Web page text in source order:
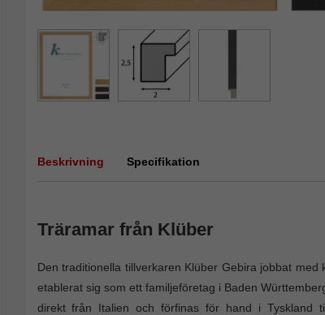
Beskrivning Specifikation
Träramar från Klüber
Den traditionella tillverkaren Klüber Gebira jobbat
etablerat sig som ett familjeföretag i Baden
direkt från Italien och förfinas för hand i Tyskland